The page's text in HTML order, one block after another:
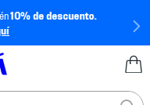
10% de descuento.